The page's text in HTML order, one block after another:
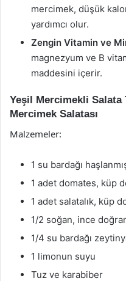
mercimek, düşük
yardımcı olur.
Zengin Vitamin ve
magnezyum ve B
maddesini içerir.
Yeşil Mercimekli
Mercimek Salatası
Malzemeler:
1 su bardağı
1 adet domates, küp
1 adet salatalık, küp
1/2 soğan, ince
1/4 su bardağı
1 limonun suyu
Tuz ve karabiber